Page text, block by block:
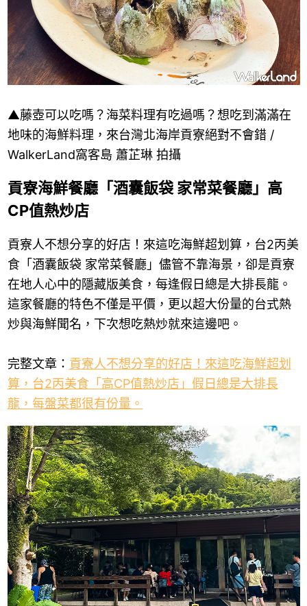
▲藤壺可以吃嗎？海菜料理有吃過嗎？想吃到滿滿在
地味的海鮮料理，來台灣北海岸貢寮絕對不會錯 /
WalkerLand窩客島 蕭芷琳 拍攝
貢寮海鮮餐廳「酒囊飯袋 家常菜餐廳」高
CP值熱炒店
貢寮人不想分享的好店！來這吃海鮮超划算，台2丙美
食「酒囊飯袋 家常菜餐廳」儘管不靠海景，卻是貢寮
在地人心中的隱藏版美食，每逢假日總是大排長龍。
這家餐廳的特色不僅是平價，更以超大份量的台式熱
炒與海鮮聞名，下次想吃熱炒就來這邊吧。
完整文章： 貢寮人不想分享的好店！來這吃海鮮超划
算，台2丙美食「高CP值熱炒店」假日總是大排長
龍，每盤菜都很有份量。